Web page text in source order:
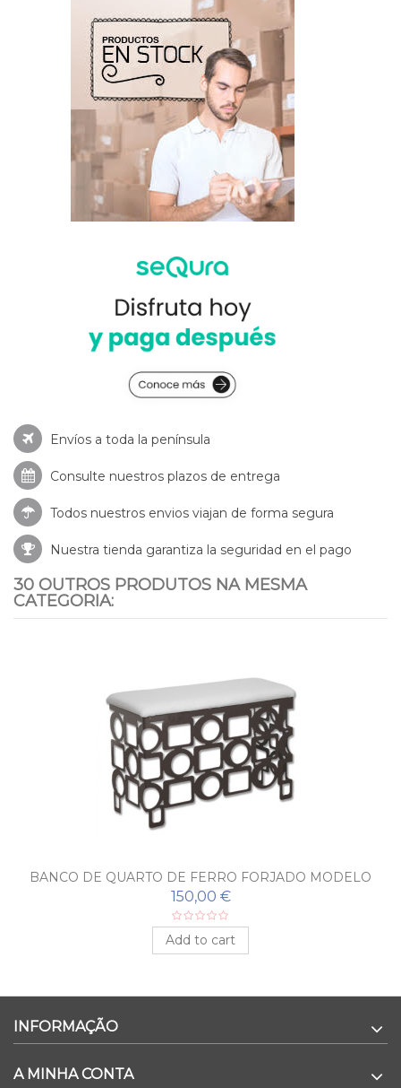
Envíos a toda la península
Consulte nuestros plazos de entrega
Todos nuestros envios viajan de forma segura
Nuestra tienda garantiza la seguridad en el pago
30 OUTROS PRODUTOS NA MESMA
CATEGORIA:
BANCO DE QUARTO DE FERRO FORJADO MODELO
RETRO
150,00 €
Add to cart
INFORMAÇÃO
A MINHA CONTA